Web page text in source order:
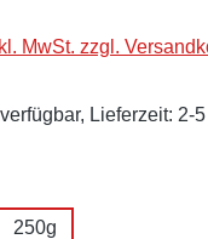
MwSt. zzgl.
Lieferzeit: 2-
250g